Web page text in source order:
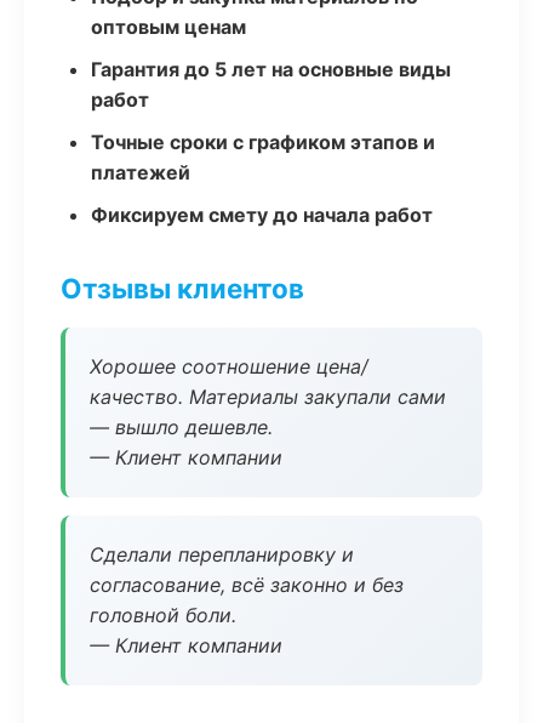
оптовым ценам
Гарантия до 5 лет на основные виды
работ
Точные сроки с графиком этапов и
платежей
Фиксируем смету до начала работ
Отзывы клиентов
Хорошее соотношение цена/
качество. Материалы закупали сами
— вышло дешевле.
— Клиент компании
Сделали перепланировку и
согласование, всё законно и без
головной боли.
— Клиент компании